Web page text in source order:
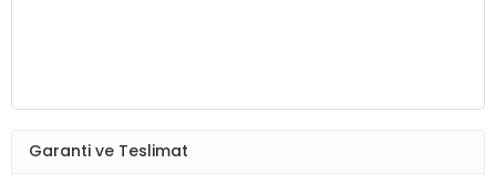
Garanti ve Teslimat